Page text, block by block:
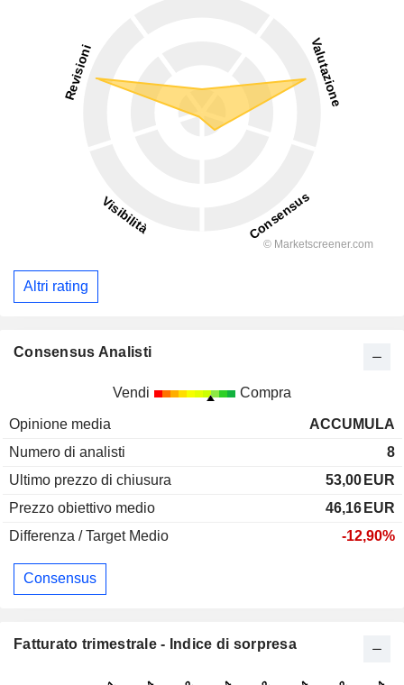
Altri rating
Consensus Analisti
Vendi Compra
Opinione media
ACCUMULA
Numero di analisti
8
Ultimo prezzo di chiusura
53,00 EUR
Prezzo obiettivo medio
46,16 EUR
Differenza / Target Medio
-12,90%
Consensus
Fatturato trimestrale - Indice di sorpresa